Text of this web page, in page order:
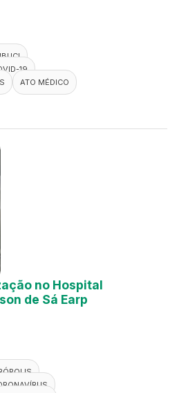
19
ATO MÉDICO
no Hospital
de Sá Earp